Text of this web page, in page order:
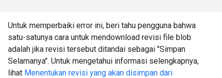
Untuk memperbaiki error ini, beri tahu pengguna bahwa
satu-satunya cara untuk mendownload revisi file blob
adalah jika revisi tersebut ditandai sebagai "Simpan
Selamanya". Untuk mengetahui informasi selengkapnya,
lihat Menentukan revisi yang akan disimpan dari